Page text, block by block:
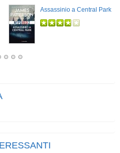
Assassinio a Central Park